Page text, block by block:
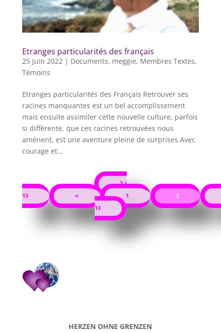
Etranges particularités des français
25 Juin 2022 | Documents, meggie, Membres Textes,
Témoins
Etranges particularités des Français Retrouver ses
racines manquantes est un bel accomplissement
mais ensuite assimiler cette nouvelle culture, parfois
si différente, que ces racines retrouvées nous
amènent, est une aventure pleine de surprises.Avec
courage et...
2 /
13
« 1
2
13
HERZEN OHNE GRENZEN